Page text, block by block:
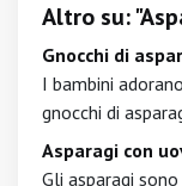
Altro su:
Gnocchi di
I bambini
gnocchi di
Asparagi con
Gli asparagi